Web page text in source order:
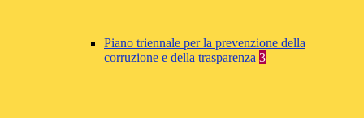
Piano triennale per la prevenzione della
corruzione e della trasparenza 3